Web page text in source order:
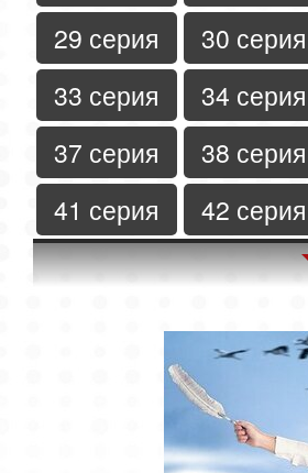
29 серия
30 серия
33 серия
34 серия
37 серия
38 серия
41 серия
42 серия
45 серия
46 серия
50 серия
54 серия
58 серия